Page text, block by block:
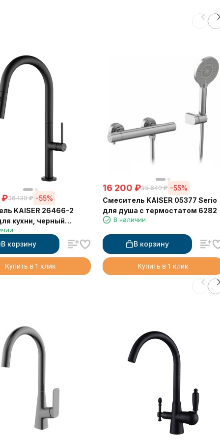
₽36 130 ₽ -55%
KAISER 26466-2
кухни, черный
В корзину
Купить в 1 клик
16 200 ₽35 640 ₽ -55%
Смеситель KAISER 05377 Serio
для душа с термостатом 6282
В наличии
В корзину
Купить в 1 клик